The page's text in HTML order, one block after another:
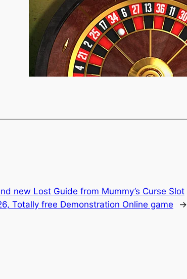
new Lost Guide from Mummy’s Curse Slot
Totally free Demonstration Online game
→